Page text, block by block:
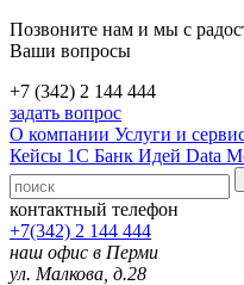
Позвоните нам и мы с
Ваши вопросы
+7 (342) 2 144 444
задать вопрос
О компании Услуги и
Кейсы 1С Банк Идей Data
контактный телефон
+7(342) 2 144 444
наш офис в Перми
ул. Малкова, д.28